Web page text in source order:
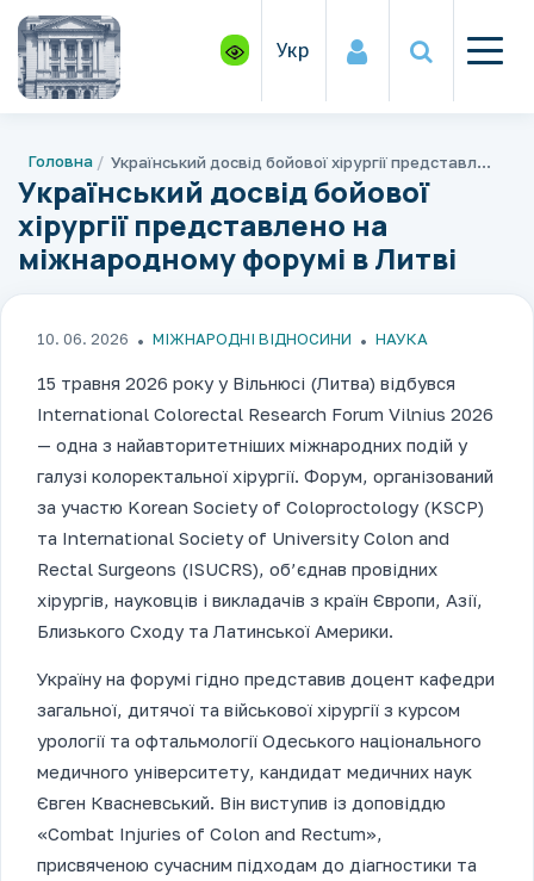
Укр
Головна Український досвід бойової хірургії представлено на міжнародному форумі в Литві
Український досвід бойової
хірургії представлено на
міжнародному форумі в Литві
10. 06. 2026 МІЖНАРОДНІ ВІДНОСИНИ НАУКА
15 травня 2026 року у Вільнюсі (Литва) відбувся
International Colorectal Research Forum Vilnius 2026
— одна з найавторитетніших міжнародних подій у
галузі колоректальної хірургії. Форум, організований
за участю Korean Society of Coloproctology (KSCP)
та International Society of University Colon and
Rectal Surgeons (ISUCRS), об’єднав провідних
хірургів, науковців і викладачів з країн Європи, Азії,
Близького Сходу та Латинської Америки.
Україну на форумі гідно представив доцент кафедри
загальної, дитячої та військової хірургії з курсом
урології та офтальмології Одеського національного
медичного університету, кандидат медичних наук
Євген Квасневський. Він виступив із доповіддю
«Combat Injuries of Colon and Rectum»,
присвяченою сучасним підходам до діагностики та